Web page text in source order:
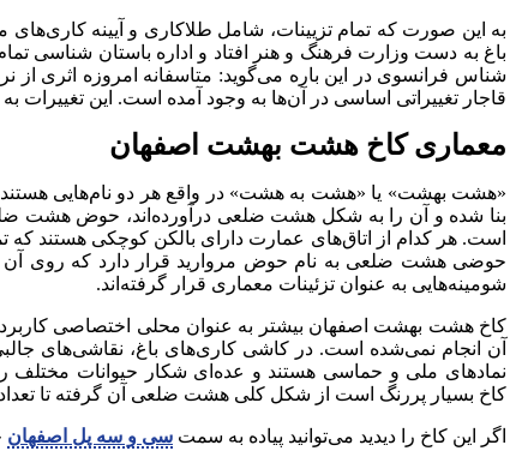
باغ به دست وزارت فرهنگ و هنر افتاد و اداره باستان شناسی
شناس فرانسوی در این باره می‌گوید: متاسفانه امروزه اثری
قاجار تغییراتی اساسی در آن‌ها به وجود آمده است. این تغییرات
معماری کاخ هشت بهشت اصفهان
«هشت بهشت» یا «هشت به هشت» در واقع هر دو نام‌هایی هستند
بنا شده و آن را به شکل هشت ضلعی درآورده‌اند، حوض هشت
است. هر کدام از اتاق‌های عمارت دارای بالکن کوچکی هستند که
حوضی هشت ضلعی به نام حوض مروارید قرار دارد که روی آن
شومینه‌هایی به عنوان تزئینات معماری قرار گرفته‌اند.
کاخ هشت بهشت اصفهان بیشتر به عنوان محلی اختصاصی کاربرد
آن انجام نمی‌شده است. در کاشی کاری‌های باغ، نقاشی‌های جالبی
نمادهای ملی و حماسی هستند و عده‌ای شکار حیوانات مختلف
کاخ بسیار پررنگ است از شکل کلی هشت ضلعی آن گرفته تا تعداد کلی اتاق‌ها که 8 عدد است و آجرهای کف پوش هشت ضلعی و از همه مهم‌تر هشت سوگلی
اگر این کاخ را دیدید می‌توانید پیاده به سمت سی و سه پل اصفهان